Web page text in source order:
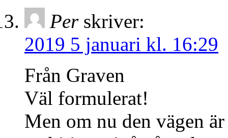
Per skriver:
2019 5 januari kl. 16:29
Från Graven
Väl formulerat!
Men om nu den vägen